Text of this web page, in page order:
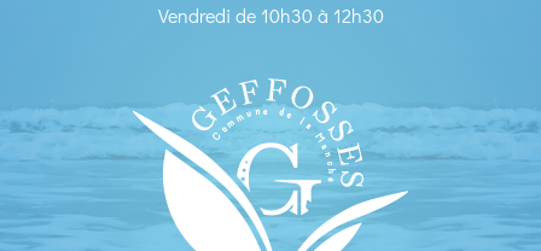
Vendredi de 10h30 à 12h30